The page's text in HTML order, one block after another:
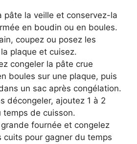
pâte la veille et conservez-la
en boudin ou en boules.
coupez ou posez les
plaque et cuisez.
congeler la pâte crue
boules sur une plaque, puis
un sac après congélation.
décongeler, ajoutez 1 à 2
temps de cuisson.
fournée et congelez
cuits pour gagner du temps